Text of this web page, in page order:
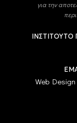
για την
ΙΝΣΤΙΤΟΥΤΟ
Web Design